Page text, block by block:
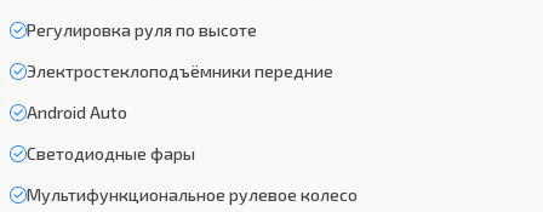
Регулировка руля по высоте
Электростеклоподъёмники передние
Android Auto
Светодиодные фары
Мультифункциональное рулевое колесо